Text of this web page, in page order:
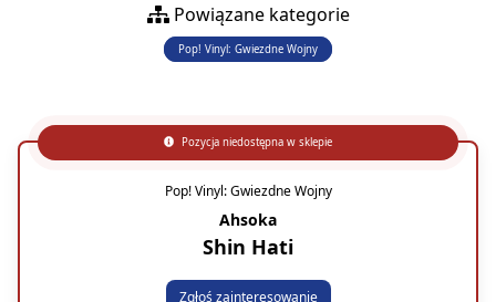
Powiązane kategorie
Pop! Vinyl: Gwiezdne Wojny
Pozycja niedostępna w sklepie
Pop! Vinyl: Gwiezdne Wojny
Ahsoka
Shin Hati
Zgłoś zainteresowanie